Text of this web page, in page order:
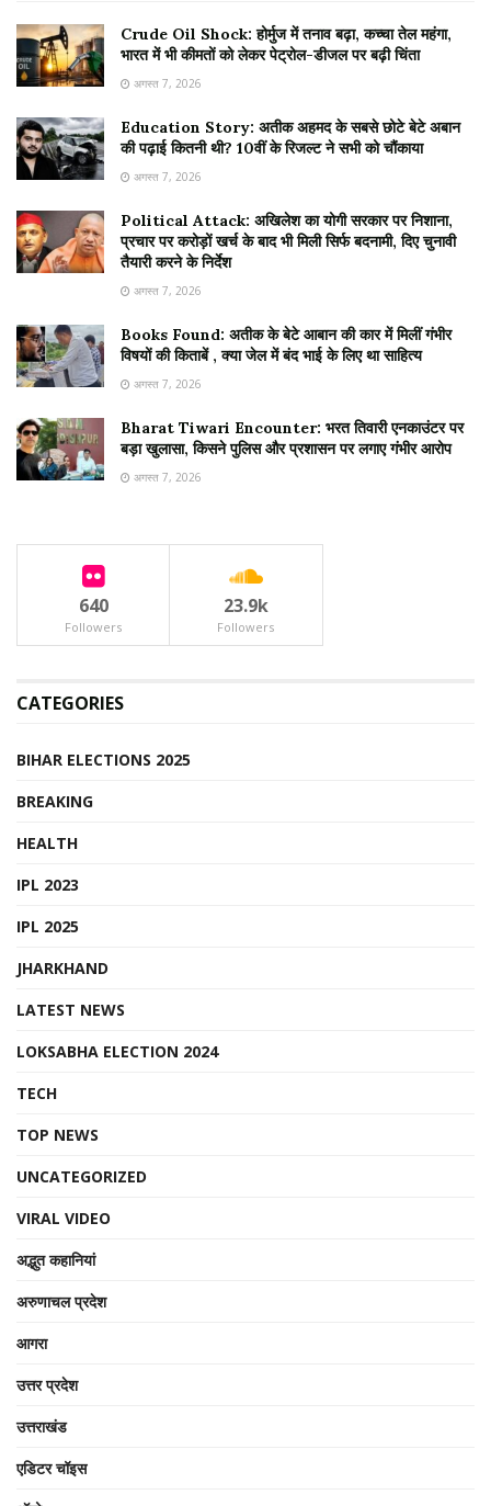
Crude Oil Shock: होर्मुज में तनाव बढ़ा, कच्चा तेल महंगा,
भारत में भी कीमतों को लेकर पेट्रोल-डीजल पर बढ़ी चिंता
अगस्त 7, 2026
Education Story: अतीक अहमद के सबसे छोटे बेटे अबान
की पढ़ाई कितनी थी? 10वीं के रिजल्ट ने सभी को चौंकाया
अगस्त 7, 2026
Political Attack: अखिलेश का योगी सरकार पर निशाना,
प्रचार पर करोड़ों खर्च के बाद भी मिली सिर्फ बदनामी, दिए चुनावी
तैयारी करने के निर्देश
अगस्त 7, 2026
Books Found: अतीक के बेटे आबान की कार में मिलीं गंभीर
विषयों की किताबें , क्या जेल में बंद भाई के लिए था साहित्य
अगस्त 7, 2026
Bharat Tiwari Encounter: भरत तिवारी एनकाउंटर पर
बड़ा खुलासा, किसने पुलिस और प्रशासन पर लगाए गंभीर आरोप
अगस्त 7, 2026
640
Followers
23.9k
Followers
CATEGORIES
BIHAR ELECTIONS 2025
BREAKING
HEALTH
IPL 2023
IPL 2025
JHARKHAND
LATEST NEWS
LOKSABHA ELECTION 2024
TECH
TOP NEWS
UNCATEGORIZED
VIRAL VIDEO
अद्भुत कहानियां
अरुणाचल प्रदेश
आगरा
उत्तर प्रदेश
उत्तराखंड
एडिटर चॉइस